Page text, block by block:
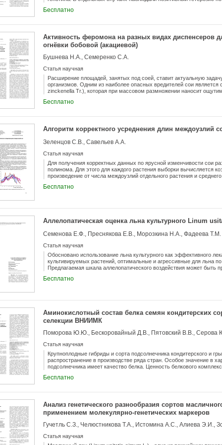
(Черновцы). Выявлены генотипы с высо-ким адаптивным
ценности по конкретным признакам (сумма рангов 5-41). Это
генотипов достоверно превышала показатели линии-стандарта
Бесплатно
Активность феромона на разных видах диспенсеров
огнёвки бобовой (акациевой)
Бушнева Н.А., Семеренко С.А.
Статья научная
Расширение площадей, занятых под соей, ставит актуальную
организмов. Одним из наиболее опасных вредителей сои является
zinckenella Tr.), которая при массовом размножении наносит
производителя решением, позволяющим держать под контролем
против гусениц огнёвки бобовой (акациевой) на сое необходимо
активности феромонов для огнёвки бобовой (акациевой) на
всех поколений относительно многолетних данных, чему
Бесплатно
Алгоритм корректного усреднения длин междоузлий
Зеленцов С.В., Савельев А.А.
Статья научная
Для получения корректных данных по ярусной изменчивости сои
полинома. Для этого для каждого растения выборки вычисляется
произведение от числа междоузлий отдельного растения и
пределах выборки, сохранив особенности формы частных кривых.
Бесплатно
Аллелопатическая оценка льна культурного Linum
Семенова Е.Ф., Преснякова Е.В., Морозкина Н.А., Фадеева Т.М.
Статья научная
Обосновано использование льна культурного как эффективного
культивируемых растений, оптимальные и агрессивные для льна
Предлагаемая шкала аллелопатического воздействия может быть
Бесплатно
Аминокислотный состав белка семян кондитерских
селекции ВНИИМК
Статья научная
Крупноплодные гибриды и сорта подсолнечника кондитерского и
распространение в производстве ряда стран. Особое значение в
подсолнечника имеет качество белка. Ценность белкового
использования: Белочка, Джинн, Лакомка, выращенные на
с градиентным элюированием и постколоночной дериватизацией
составило 19,43 ± 0,91 г/100 г абсолютно сухого вещества (АСВ),
белка у сорта Джинн составило 19,43 ± 0,11 г/100 г АСВ,
большей степени изменчиво содержание белка, а для сорта Джинн
средние значения масличности и содержания белка этих сортов за
17,53 ± 0,15 г/100 г АСВ. Между масличностью и содержанием белка
Бесплатно
Анализ генетического разнообразия сортов
применением молекулярно-генетических маркеров
Гучетль С.З., Челюстникова Т.А., Истомина А.С., Алиева Э.И.,
Статья научная